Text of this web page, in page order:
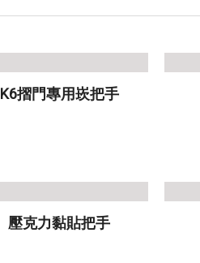
K6摺門專用崁把手
壓克力黏貼把手